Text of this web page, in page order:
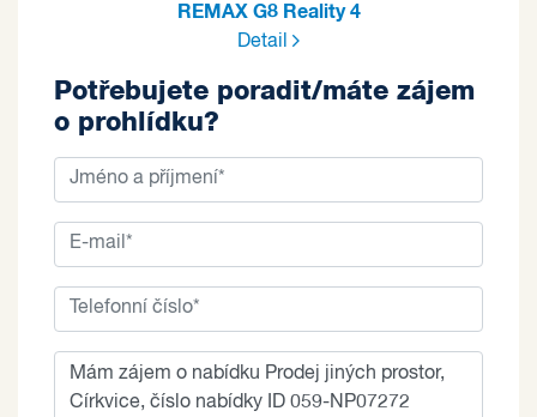
REMAX G8 Reality 4
Detail
Potřebujete poradit/máte zájem
o prohlídku?